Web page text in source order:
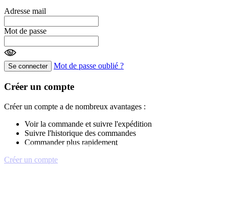
Adresse mail
Mot de passe
Se connecter Mot de passe oublié ?
Créer un compte
Créer un compte a de nombreux avantages :
Voir la commande et suivre l'expédition
Suivre l'historique des commandes
Commander plus rapidement
Créer un compte